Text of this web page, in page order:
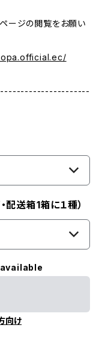
ージの閲覧をお願い
送箱1箱に１種）
向け